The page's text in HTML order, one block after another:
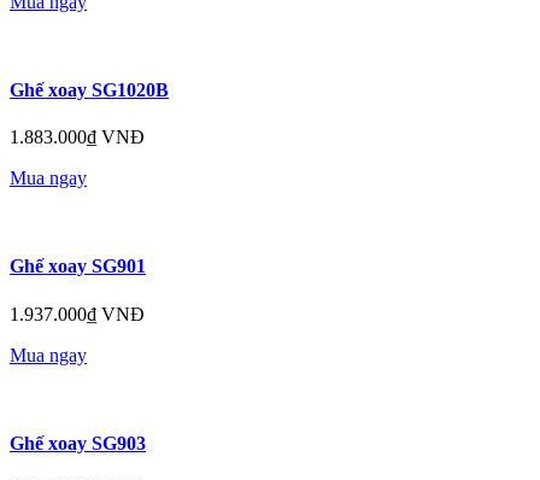
Ghế xoay SG1020B
1.883.000₫ VNĐ
Mua ngay
Ghế xoay SG901
1.937.000₫ VNĐ
Mua ngay
Ghế xoay SG903